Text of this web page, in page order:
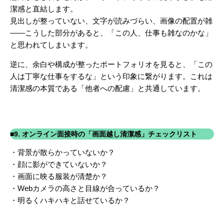
潔感と直結します。
見出しが整っていない、文字が読みづらい、画像の配置が雑
――こうした部分があると、「この人、仕事も雑なのかな」
と思われてしまいます。
逆に、余白や構成が整ったポートフォリオを見ると、「この
人は丁寧な仕事をするな」という印象に繋がります。これは
清潔感の本質である「他者への配慮」と共通しています。
■9. オンライン面接時の「画面越し清潔感」チェックリスト
・背景が散らかっていないか？
・顔に影ができていないか？
・画面に映る服装が清楚か？
・Webカメラの高さと目線が合っているか？
・明るくハキハキと話せているか？